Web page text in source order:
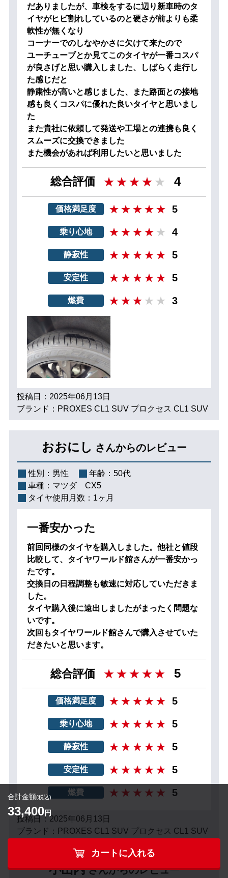
合計金額(税込)
33,400円
カートに入れる
だありましたが、車検をするに辺り新車時のタ
イヤがヒビ割れしているのと硬さが前よりも柔
軟性が無くなり
コーナーでのしなやかさに欠けて来たので
ユーチューブとか見てこのタイヤが一番コスパ
が良さげと思い購入しました、しばらく走行し
た感じだと
静粛性が高いと感じました、また路面との接地
感も良くコスパに優れた良いタイヤと思いまし
た
また貴社に依頼して発送や工場との連携も良く
スムーズに交換できました
また機会があれば利用したいと思いました
総合評価 4
価格満足度 5
乗り心地 4
静寂性 5
安定性 5
燃費 3
投稿日：2025年06月13日
ブランド：PROXES CL1 SUV プロクセス CL1 SUV
おおにし さんからのレビュー
性別： 男性 年齢： 50代
車種： マツダ CX5
タイヤ使用月数： 1ヶ月
一番安かった
前回同様のタイヤを購入しました。他社と値段
比較して、タイヤワールド館さんが一番安かっ
たです。
交換日の日程調整も敏速に対応していただきま
した。
タイヤ購入後に遠出しましたがまったく問題な
いです。
次回もタイヤワールド館さんで購入させていた
だきたいと思います。
総合評価 5
価格満足度 5
乗り心地 5
静寂性 5
安定性 5
燃費 5
投稿日：2025年06月13日
ブランド：PROXES CL1 SUV プロクセス CL1 SUV
小山内 さんからのレビュー